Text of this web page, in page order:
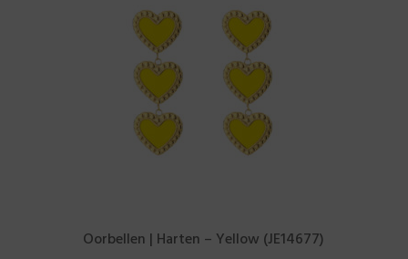
Oorbellen | Harten – Yellow (JE14677)